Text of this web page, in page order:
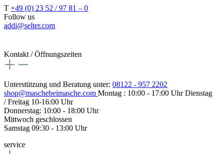
T +49 (0) 23 52 / 97 81 – 0
Follow us
addi@selter.com
Kontakt / Öffnungszeiten
Unterstützung und Beratung unter: 08122 - 957 2202
shop@maschebeimasche.com Montag : 10:00 - 17:00 Uhr Dienstag
/ Freitag 10-16:00 Uhr
Donnerstag: 10:00 - 18:00 Uhr
Mittwoch geschlossen
Samstag 09:30 - 13:00 Uhr
service